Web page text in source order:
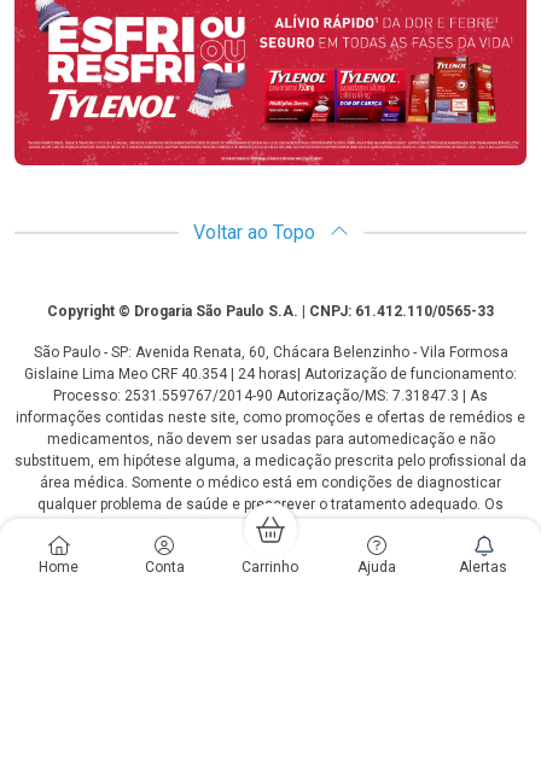
Home Conta Carrinho Ajuda Alertas
Voltar ao Topo
CopyrightCopyright © Drogaria São Paulo S.A. | CNPJ: 61.412.110/0565-33
São Paulo - SP: Avenida Renata, 60, Chácara Belenzinho - Vila Formosa
Gislaine Lima Meo CRF 40.354 | 24 horas| Autorização de funcionamento:
Processo: 2531.559767/2014-90 Autorização/MS: 7.31847.3 | As
informações contidas neste site, como promoções e ofertas de remédios e
medicamentos, não devem ser usadas para automedicação e não
substituem, em hipótese alguma, a medicação prescrita pelo profissional da
área médica. Somente o médico está em condições de diagnosticar
qualquer problema de saúde e prescrever o tratamento adequado. Os
preços e as promoções são válidos apenas para compras via internet. As
fotos contidas em nosso site são meramente ilustrativas. *Preços e
disponibilidade sujeitos a alterações no decorrer do dia. Antibióticos e